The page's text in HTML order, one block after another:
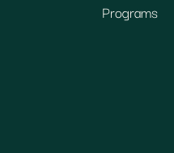
Programs